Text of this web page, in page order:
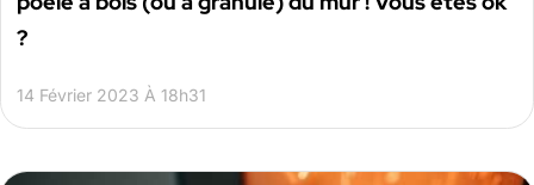
?
14 Février 2023 À 18h31